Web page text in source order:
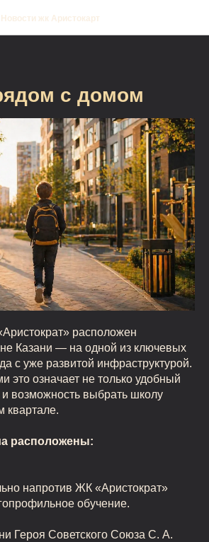
Новости жк Аристокарт
с домом
расположен
Казани — на одной из ключевых
с уже развитой инфраструктурой.
это означает не только удобный
возможность выбрать школу
квартале.
расположены:
напротив ЖК «Аристократ»
обучение.
Героя Советского Союза С. А.